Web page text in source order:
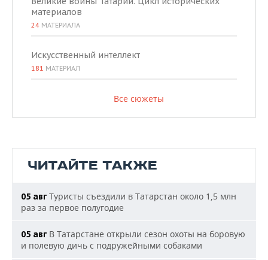
материалов
24 МАТЕРИАЛА
Искусственный интеллект
181 МАТЕРИАЛ
Все сюжеты
ЧИТАЙТЕ ТАКЖЕ
05 авг Туристы съездили в Татарстан около 1,5 млн
раз за первое полугодие
05 авг В Татарстане открыли сезон охоты на боровую
и полевую дичь с подружейными собаками